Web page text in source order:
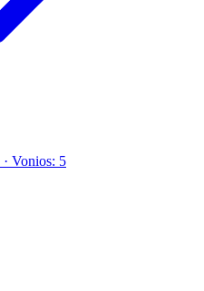
Vonios: 5